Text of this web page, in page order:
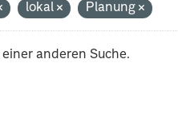
lokal Planung
anderen Suche.